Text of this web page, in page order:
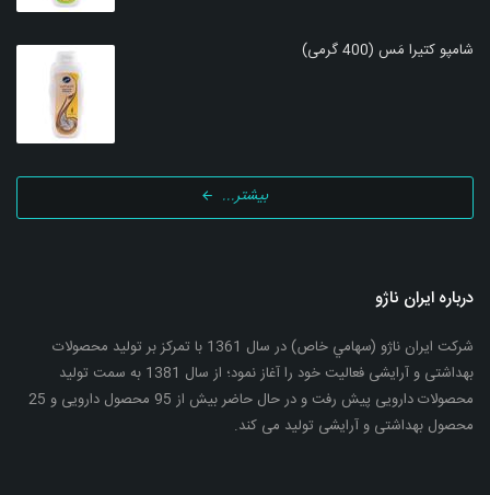
شامپو کتیرا مَس (400 گرمی)
بیشتر...
درباره ایران ناژو
شرکت ایران ناژو (سهامي خاص) در سال 1361 با تمرکز بر تولید محصولات
بهداشتی و آرایشی فعالیت خود را آغاز نمود؛ از سال 1381 به سمت تولید
محصولات دارویی پیش رفت و در حال حاضر بیش از 95 محصول دارویی و 25
محصول بهداشتی و آرایشی تولید می کند.